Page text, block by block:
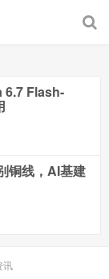
6.7 Flash-
铜线，AI基建
讯